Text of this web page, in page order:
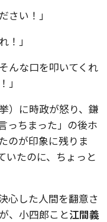
さい！」
！」
んな口を叩いてくれ
」
）に時政が怒り、鎌
っちまった」の後ホ
のが印象に残りま
いたのに、ちょっと
心した人間を翻意さ
、小四郎こと江間義